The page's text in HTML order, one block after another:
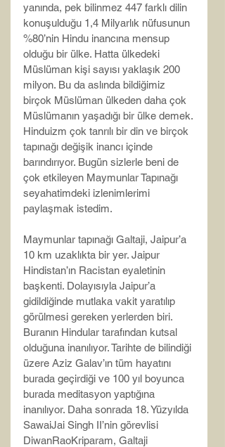
yanında, pek bilinmez 447 farklı dilin
konuşulduğu 1,4 Milyarlık nüfusunun
%80’nin Hindu inancına mensup
olduğu bir ülke. Hatta ülkedeki
Müslüman kişi sayısı yaklaşık 200
milyon. Bu da aslında bildiğimiz
birçok Müslüman ülkeden daha çok
Müslümanın yaşadığı bir ülke demek.
Hinduizm çok tanrılı bir din ve birçok
tapınağı değişik inancı içinde
barındırıyor. Bugün sizlerle beni de
çok etkileyen Maymunlar Tapınağı
seyahatimdeki izlenimlerimi
paylaşmak istedim.
Maymunlar tapınağı Galtaji, Jaipur’a
10 km uzaklıkta bir yer. Jaipur
Hindistan’ın Racistan eyaletinin
başkenti. Dolayısıyla Jaipur’a
gidildiğinde mutlaka vakit yaratılıp
görülmesi gereken yerlerden biri.
Buranın Hindular tarafından kutsal
olduğuna inanılıyor. Tarihte de bilindiği
üzere Aziz Galav’ın tüm hayatını
burada geçirdiği ve 100 yıl boyunca
burada meditasyon yaptığına
inanılıyor. Daha sonrada 18. Yüzyılda
SawaiJai Singh II’nin görevlisi
DiwanRaoKriparam, Galtaji